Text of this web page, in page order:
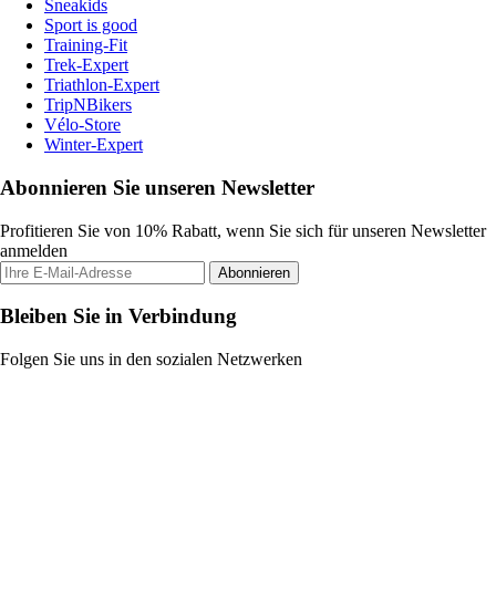
Sneakids
Sport is good
Training-Fit
Trek-Expert
Triathlon-Expert
TripNBikers
Vélo-Store
Winter-Expert
Abonnieren Sie unseren Newsletter
Profitieren Sie von 10% Rabatt, wenn Sie sich für unseren Newsletter
anmelden
Abonnieren
Bleiben Sie in Verbindung
Folgen Sie uns in den sozialen Netzwerken